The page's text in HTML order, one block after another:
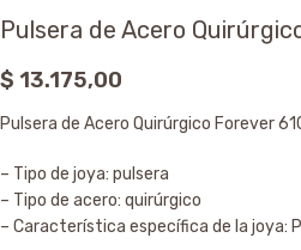
Pulsera de Acero
$ 13.175,00
Pulsera de Acero Quirúrgico Forever
– Tipo de joya: pulsera
– Tipo de acero: quirúrgico
– Característica específica de la joya: